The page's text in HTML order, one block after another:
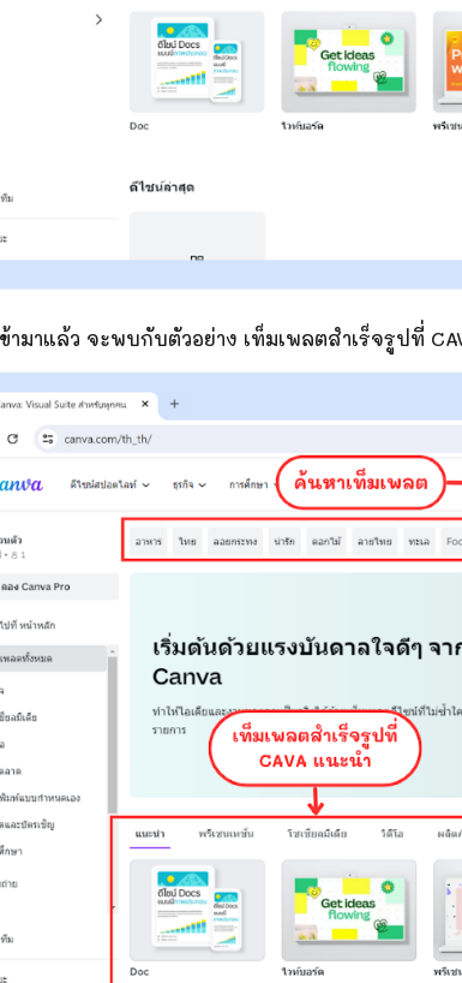
ามาแล้ว จะพบกับตัวอย่าง เท็มเพลตสำเร็จรูปที่